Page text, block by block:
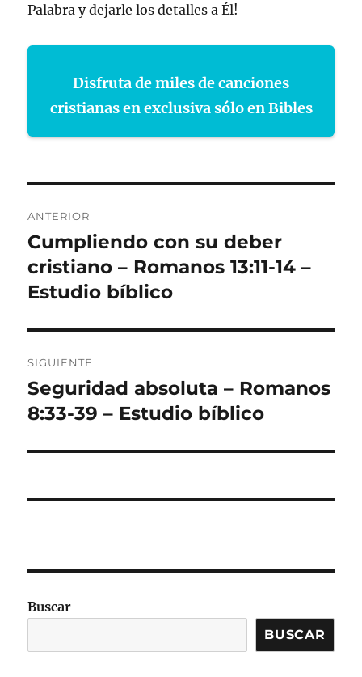
Palabra y dejarle los detalles a Él!
Disfruta de miles de canciones
cristianas en exclusiva sólo en Bibles
de
entradas
ANTERIOR
Entrada
anterior:
Cumpliendo con su deber
cristiano – Romanos 13:11-14 –
Estudio bíblico
SIGUIENTE
Entrada
siguiente:
Seguridad absoluta – Romanos
8:33-39 – Estudio bíblico
Buscar
BUSCAR